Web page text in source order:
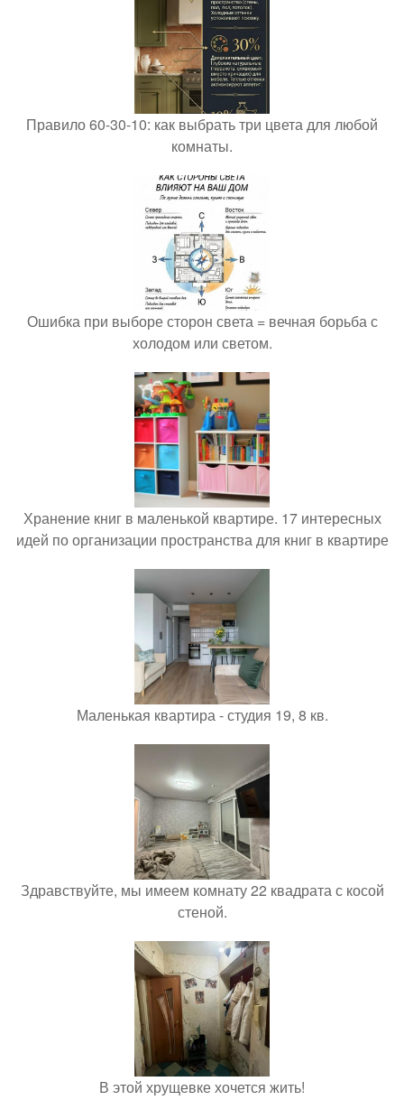
Правило 60-30-10: как выбрать три цвета для любой
комнаты.
Ошибка при выборе сторон света = вечная борьба с
холодом или светом.
Хранение книг в маленькой квартире. 17 интересных
идей по организации пространства для книг в квартире
Маленькая квартира - студия 19, 8 кв.
Здравствуйте, мы имеем комнату 22 квадрата с косой
стеной.
В этой хрущевке хочется жить!